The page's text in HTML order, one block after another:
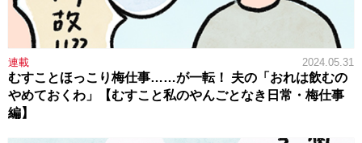
連載 2024.05.31
むすことほっこり梅仕事……が一転！ 夫の「おれは飲むの
やめておくわ」【むすこと私のやんごとなき日常・梅仕事
編】